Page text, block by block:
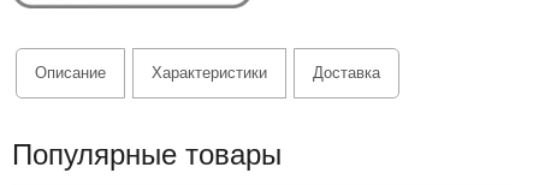
Описание Характеристики Доставка
Популярные товары